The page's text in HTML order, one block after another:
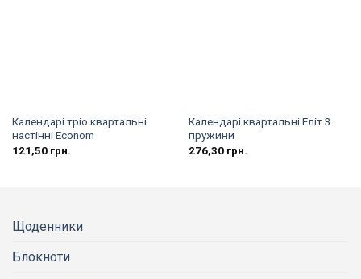
Календарі тріо квартальні
настінні Econom
121,50 грн.
Календарі квартальні Еліт 3
пружини
276,30 грн.
Щоденники
Блокноти